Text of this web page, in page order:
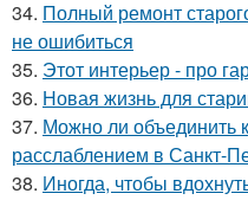
34. Полный ремонт
не ошибиться
35. Этот интерьер - про
36. Новая жизнь для
37. Можно ли объединить
расслаблением в Санкт-
38. Иногда, чтобы